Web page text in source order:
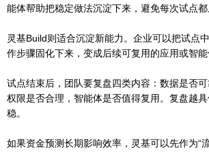
能体帮助把稳定做法沉淀下来，避免每次试点都
灵基Build则适合沉淀新能力。企业可以把试点
作步骤固化下来，变成后续可复用的应用或智能
试点结束后，团队要复盘四类内容：数据是否可
权限是否合理，智能体是否值得复用。复盘越
稳。
如果资金预测长期影响效率，灵基可以先作为“